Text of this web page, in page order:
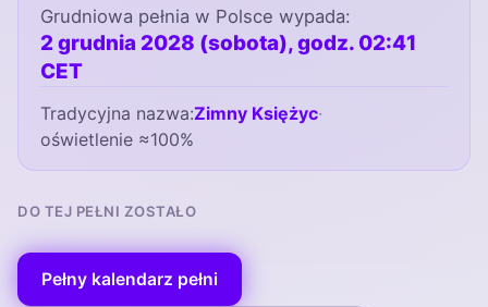
Grudniowa pełnia w Polsce wypada:
2 grudnia 2028 (sobota), godz. 02:41
CET
Tradycyjna nazwa:Zimny Księżyc·
oświetlenie ≈100%
DO TEJ PEŁNI ZOSTAŁO
Pełny kalendarz pełni